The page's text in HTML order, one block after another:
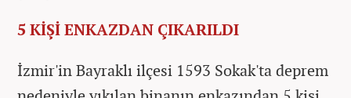
5 KİŞİ ENKAZDAN ÇIKARILDI
İzmir'in Bayraklı ilçesi 1593 Sokak'ta deprem